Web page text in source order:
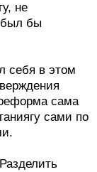
не
был бы
себя в этом
сама
сами по